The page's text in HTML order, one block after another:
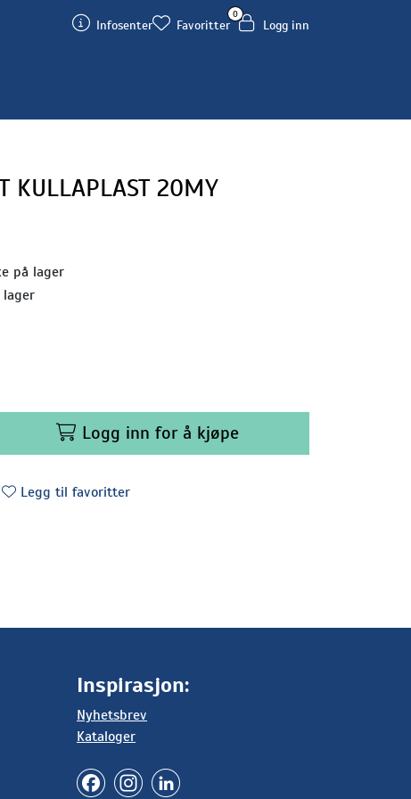
Infosenter
0
Favoritter Logg inn
KULLAPLAST 20MY
på lager
lager
Logg inn for å kjøpe
Legg til favoritter
Inspirasjon:
Nyhetsbrev
Kataloger